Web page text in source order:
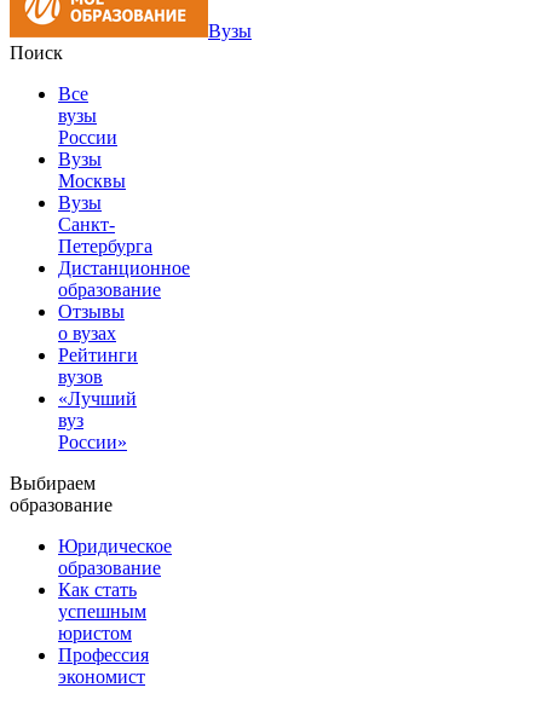
Вузы
Поиск
Все
вузы
России
Вузы
Москвы
Вузы
Санкт-
Петербурга
Дистанционное
образование
Отзывы
о вузах
Рейтинги
вузов
«Лучший
вуз
России»
Выбираем
образование
Юридическое
образование
Как стать
успешным
юристом
Профессия
экономист